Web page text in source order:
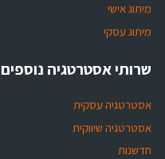
מיתוג אישי
מיתוג עסקי
שרותי אסטרטגיה נוספים
אסטרטגיה עסקית
אסטרטגיה שיווקית
חדשנות